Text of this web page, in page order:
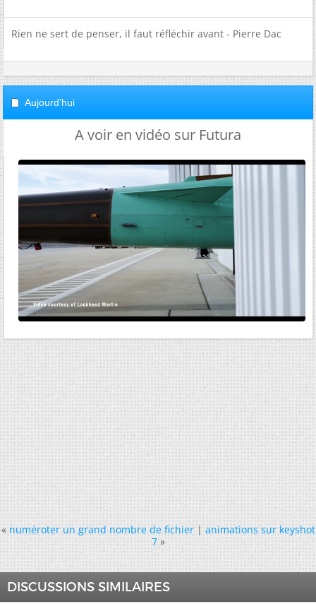
Rien ne sert de penser, il faut réfléchir avant - Pierre Dac
Aujourd'hui
A voir en vidéo sur Futura
« numéroter un grand nombre de fichier|animations sur keyshot
7 »
DISCUSSIONS SIMILAIRES